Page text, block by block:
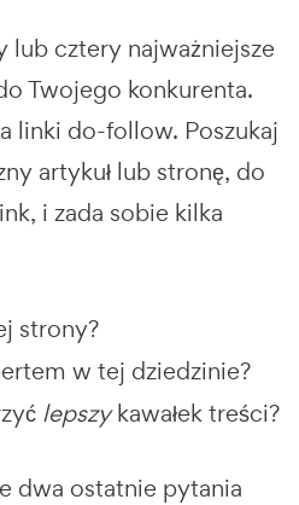
lub cztery najważniejsze
Twojego konkurenta.
linki do-follow. Poszukaj
artykuł lub stronę, do
i zada sobie kilka
strony?
w tej dziedzinie?
lepszykawałek treści?
dwa ostatnie pytania